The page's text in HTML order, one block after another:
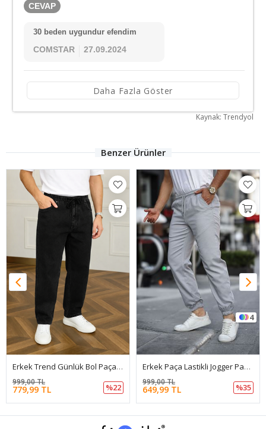
CEVAP
30 beden uygundur efendim
COMSTAR 27.09.2024
Daha Fazla Göster
Kaynak: Trendyol
Benzer Ürünler
Erkek Trend Günlük Bol Paça Baggy Siyah Pantolon
779,99 TL
999,00 TL
%22
4
Erkek Paça Lastikli Jogger Pantolon
649,99 TL
999,00 TL
%35